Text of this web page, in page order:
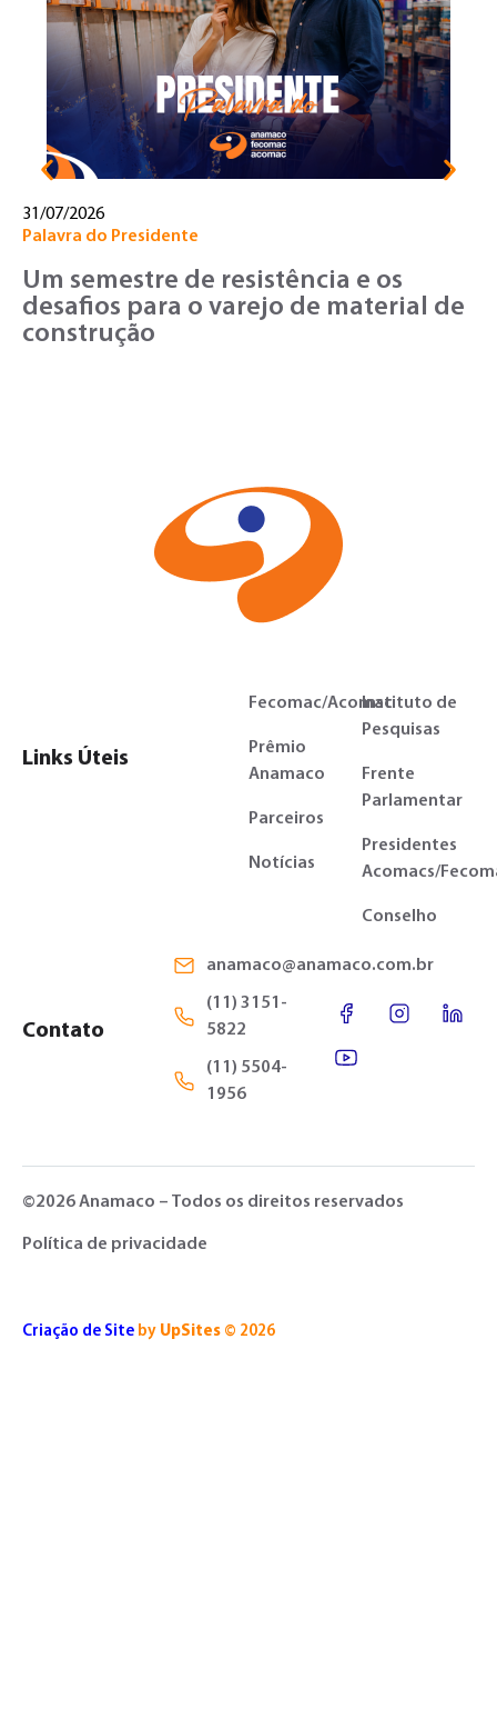
31/07/2026
Palavra do Presidente
Um semestre de resistência e os
desafios para o varejo de material de
construção
Links Úteis
Fecomac/Acomac
Prêmio
Anamaco
Parceiros
Notícias
Instituto de
Pesquisas
Frente
Parlamentar
Presidentes
Acomacs/
Conselho
Contato
anamaco@anamaco.com.br
(11) 3151-
5822
(11) 5504-
1956
©2026 Anamaco – Todos os direitos reservados
Política de privacidade
Criação de Site by UpSites © 2026